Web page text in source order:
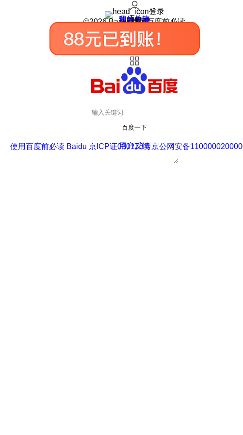
登录
我的关注
我的收藏
皮肤中心
用户反馈
设置
©2026 Baidu 使用百度前必读
百度一下
用户反馈
使用百度前必读 Baidu 京ICP证030173号京公网安备